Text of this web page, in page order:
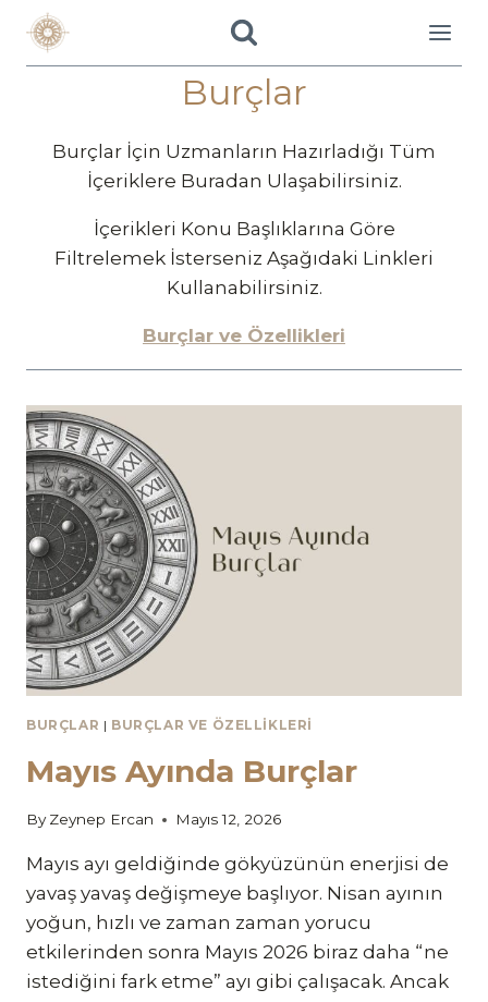
Skip
content
Burçlar
Burçlar İçin Uzmanların Hazırladığı Tüm
İçeriklere Buradan Ulaşabilirsiniz.
İçerikleri Konu Başlıklarına Göre
Filtrelemek İsterseniz Aşağıdaki Linkleri
Kullanabilirsiniz.
Burçlar ve Özellikleri
BURÇLAR | BURÇLAR VE ÖZELLIKLERI
Mayıs Ayında Burçlar
By Zeynep Ercan Mayıs 12, 2026
Mayıs ayı geldiğinde gökyüzünün enerjisi de
yavaş yavaş değişmeye başlıyor. Nisan ayının
yoğun, hızlı ve zaman zaman yorucu
etkilerinden sonra Mayıs 2026 biraz daha “ne
istediğini fark etme” ayı gibi çalışacak. Ancak